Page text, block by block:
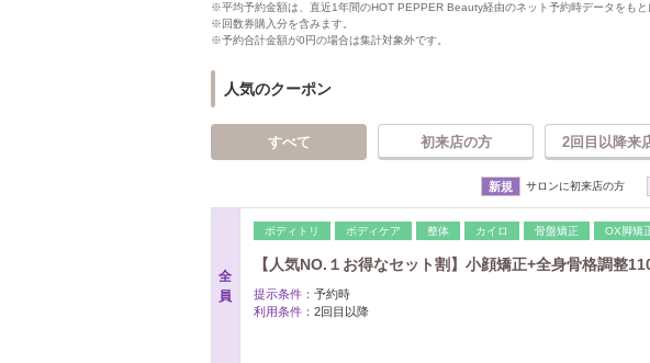
※平均予約金額は、直近1年間のHOT PEPPER Beauty経由のネット予約時データをもと
※回数券購入分を含みます。
※予約合計金額が0円の場合は集計対象外です。
人気のクーポン
すべて 初来店の方 2回目以降来
新規 サロンに初来店の方
全
員
ボディトリ ボディケア 整体 カイロ 骨盤矯正 OX脚矯
【人気NO.１お得なセット割】小顔矯正+全身骨格調整
提示条件： 予約時
利用条件： 2回目以降